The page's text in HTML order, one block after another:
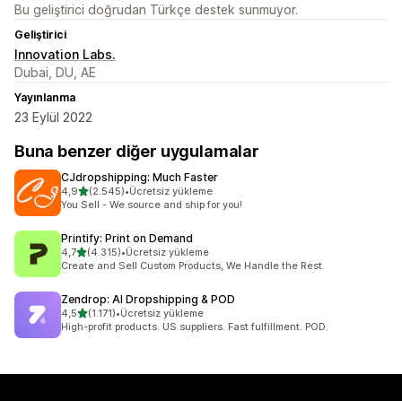
Bu geliştirici doğrudan Türkçe destek sunmuyor.
Geliştirici
Innovation Labs.
Dubai, DU, AE
Yayınlanma
23 Eylül 2022
Buna benzer diğer uygulamalar
CJdropshipping: Much Faster
4,95 yıldız üzerinden
(2.545)
toplam 2545 değerlendirme
•Ücretsiz yükleme
You Sell - We source and ship for you!
Printify: Print on Demand
4,75 yıldız üzerinden
(4.315)
toplam 4315 değerlendirme
•Ücretsiz yükleme
Create and Sell Custom Products, We Handle the Rest.
Zendrop: AI Dropshipping & POD
4,55 yıldız üzerinden
(1.171)
toplam 1171 değerlendirme
•Ücretsiz yükleme
High-profit products. US suppliers. Fast fulfillment. POD.